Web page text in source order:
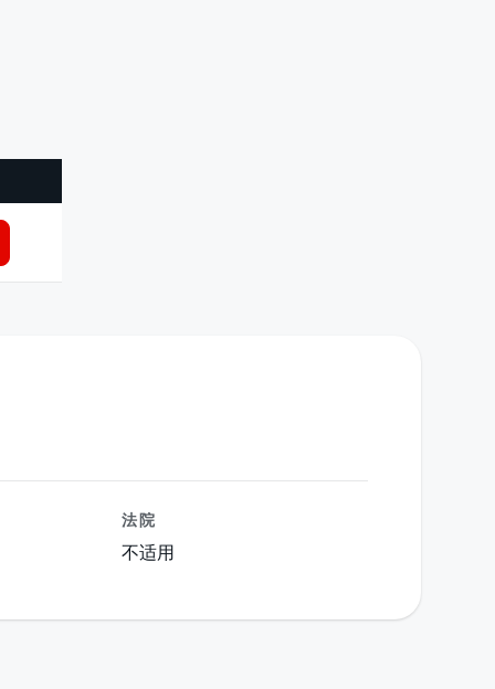
法院
不适用